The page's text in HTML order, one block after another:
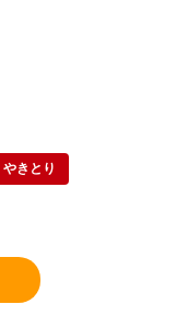
やきとり